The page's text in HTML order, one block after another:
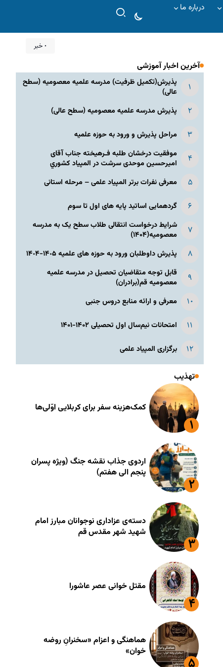
درباره ما
۰ خبر
آخرین اخبار آموزشی
پذیرش(تکمیل ظرفیت) مدرسه علمیه معصومیه‌ (سطح
عالی)
پذیرش مدرسه علمیه معصومیه‌ (سطح عالی)
مراحل پذیرش و ورود به حوزه علمیه
موفقیت درخشان طلبه فـرهیخته جناب آقای
امیرحسین موحدی سرشت در المپياد كشوري
معرفی نفرات برتر المپیاد علمی – مرحله استانی
گردهمایی اساتید پایه های اول تا سوم
شرایط درخواست انتقالی طلاب سطح یک به مدرسه
معصومیه(۱۴۰۴)
پذیرش داوطلبان ورود به حوزه های علمیه ١۴٠۵-١۴٠۴
قابل توجه متقاضیان تحصیل در مدرسه علمیه
معصومیه قم(برادران)
معرفی و ارائه منابع دروس جنبی
امتحانات نیم‌سال اول تحصیلی ۱۴۰۲-۱۴۰۱
برگزاری المپیاد علمی
تهذیب
کمک‌هزینه سفر برای کربلایی اوّلی‌ها
اردوی جذاب نقشه جنگ (ویژه پسران
پنجم الی هفتم)
دسته‌ی عزاداری نوجوانان مبارز امام
شهید شهر مقدس قم
مقتل خوانی عصر عاشورا
هماهنگی و اعزام «سخنرانِ روضه
خوان»